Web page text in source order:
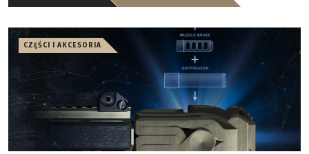
CZĘŚCI I AKCESORIA